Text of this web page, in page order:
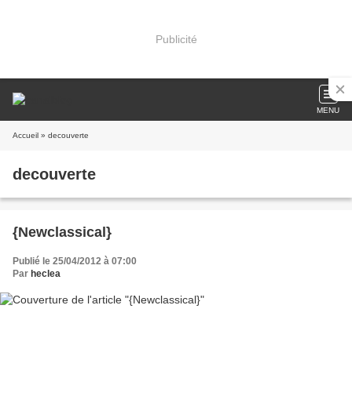
Publicité
MENU
Accueil » decouverte
decouverte
{Newclassical}
Publié le 25/04/2012 à 07:00
Par heclea